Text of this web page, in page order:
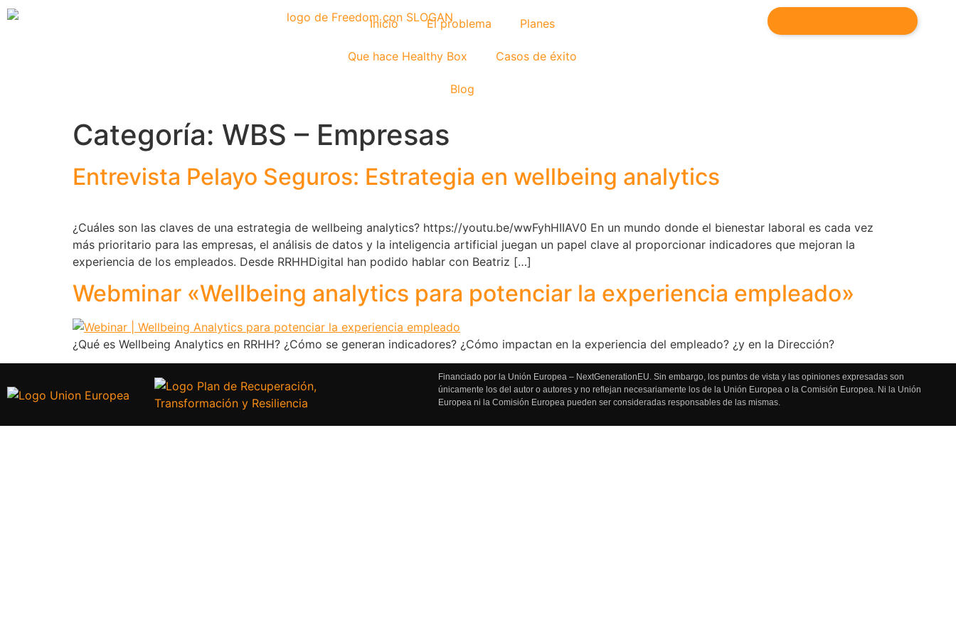
Inicio El problema Planes
Que hace Healthy Box Casos de éxito
Blog
Categoría: WBS – Empresas
Entrevista Pelayo Seguros: Estrategia en wellbeing analytics
¿Cuáles son las claves de una estrategia de wellbeing analytics? https://youtu.be/wwFyhHIIAV0 En un mundo donde el bienestar laboral es cada vez
más prioritario para las empresas, el análisis de datos y la inteligencia artificial juegan un papel clave al proporcionar indicadores que mejoran la
experiencia de los empleados. Desde RRHHDigital han podido hablar con Beatriz […]
Webminar «Wellbeing analytics para potenciar la experiencia empleado»
¿Qué es Wellbeing Analytics en RRHH? ¿Cómo se generan indicadores? ¿Cómo impactan en la experiencia del empleado? ¿y en la Dirección?
Financiado por la Unión Europea – NextGenerationEU. Sin embargo, los puntos de vista y las opiniones expresadas son
únicamente los del autor o autores y no reflejan necesariamente los de la Unión Europea o la Comisión Europea. Ni la Unión
Europea ni la Comisión Europea pueden ser consideradas responsables de las mismas.